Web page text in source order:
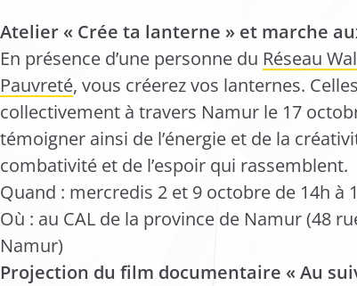
Atelier « Crée ta lanterne » et marche
En présence d’une personne du Réseau
Pauvreté, vous créerez vos lanternes.
collectivement à travers Namur le 17
témoigner ainsi de l’énergie et de la
combativité et de l’espoir qui rassemblent.
Quand : mercredis 2 et 9 octobre de 14h à
Où : au CAL de la province de Namur (48
Namur)
Projection du film documentaire « Au